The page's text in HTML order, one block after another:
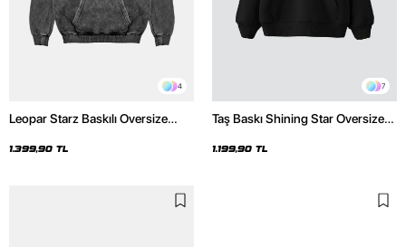
4
Leopar Starz Baskılı Oversize
Hoodie
1.399,90 TL
7
Taş Baskı Shining Star Oversize
1.199,90 TL